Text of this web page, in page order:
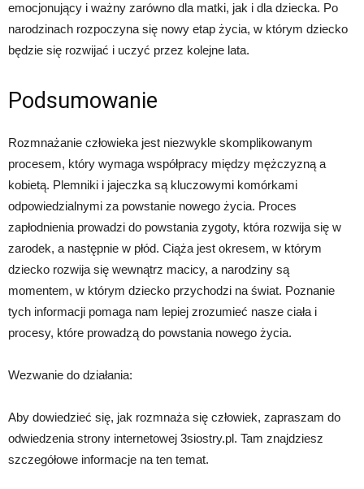
emocjonujący i ważny zarówno dla matki, jak i dla dziecka. Po
narodzinach rozpoczyna się nowy etap życia, w którym dziecko
będzie się rozwijać i uczyć przez kolejne lata.
Podsumowanie
Rozmnażanie człowieka jest niezwykle skomplikowanym
procesem, który wymaga współpracy między mężczyzną a
kobietą. Plemniki i jajeczka są kluczowymi komórkami
odpowiedzialnymi za powstanie nowego życia. Proces
zapłodnienia prowadzi do powstania zygoty, która rozwija się w
zarodek, a następnie w płód. Ciąża jest okresem, w którym
dziecko rozwija się wewnątrz macicy, a narodziny są
momentem, w którym dziecko przychodzi na świat. Poznanie
tych informacji pomaga nam lepiej zrozumieć nasze ciała i
procesy, które prowadzą do powstania nowego życia.
Wezwanie do działania:
Aby dowiedzieć się, jak rozmnaża się człowiek, zapraszam do
odwiedzenia strony internetowej 3siostry.pl. Tam znajdziesz
szczegółowe informacje na ten temat.